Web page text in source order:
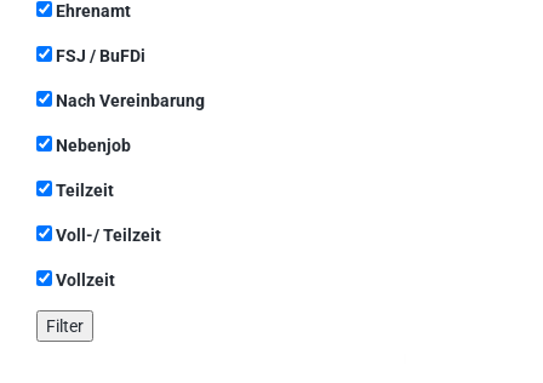
Ehrenamt
FSJ / BuFDi
Nach Vereinbarung
Nebenjob
Teilzeit
Voll-/ Teilzeit
Vollzeit